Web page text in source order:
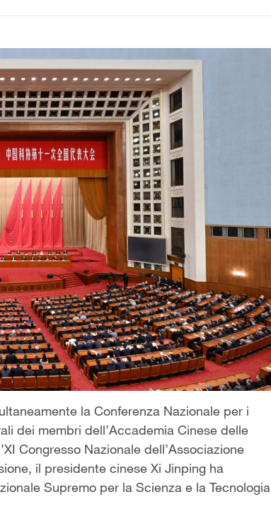
la Conferenza Nazionale per i
dei membri dell’Accademia Cinese delle
Congresso Nazionale dell’Associazione
il presidente cinese Xi Jinping ha
Supremo per la Scienza e la Tecnologia